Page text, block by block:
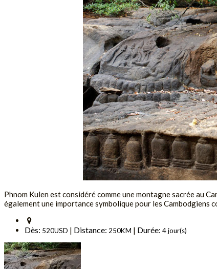
Phnom Kulen est considéré comme une montagne sacrée au
également une importance symbolique pour les Cambodgiens
Dès: 520USD | Distance: 250KM | Durée: 4 jour(s)